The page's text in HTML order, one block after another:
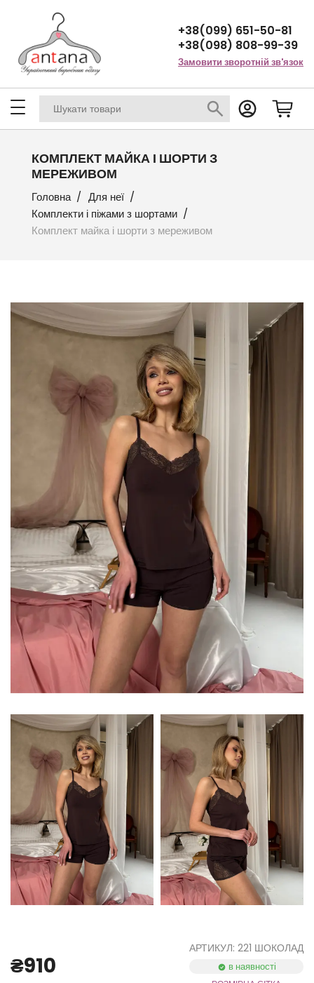
+38(099) 651-50-81
+38(098) 808-99-39
Замовити зворотній зв'язок
КОМПЛЕКТ МАЙКА І ШОРТИ З
МЕРЕЖИВОМ
Головна
Для неї
Комплекти і піжами з шортами
Комплект майка і шорти з мереживом
₴910
АРТИКУЛ: 221 ШОКОЛАД
в наявності